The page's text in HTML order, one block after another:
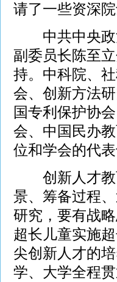
请了一些资深
中共中央政
副委员长陈至
持。中科院、
会、创新方法
国专利保护协
会、中国民办
位和学会的代
创新人才教
景、筹备过程
研究，要有战
超长儿童实施
尖创新人才的
学、大学全程